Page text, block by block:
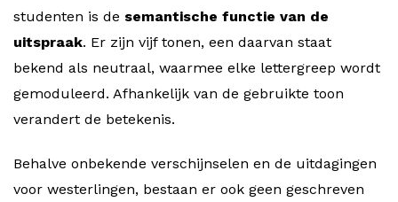
studenten is de semantische functie van de
uitspraak. Er zijn vijf tonen, een daarvan staat
bekend als neutraal, waarmee elke lettergreep wordt
gemoduleerd. Afhankelijk van de gebruikte toon
verandert de betekenis.
Behalve onbekende verschijnselen en de uitdagingen
voor westerlingen, bestaan er ook geen geschreven